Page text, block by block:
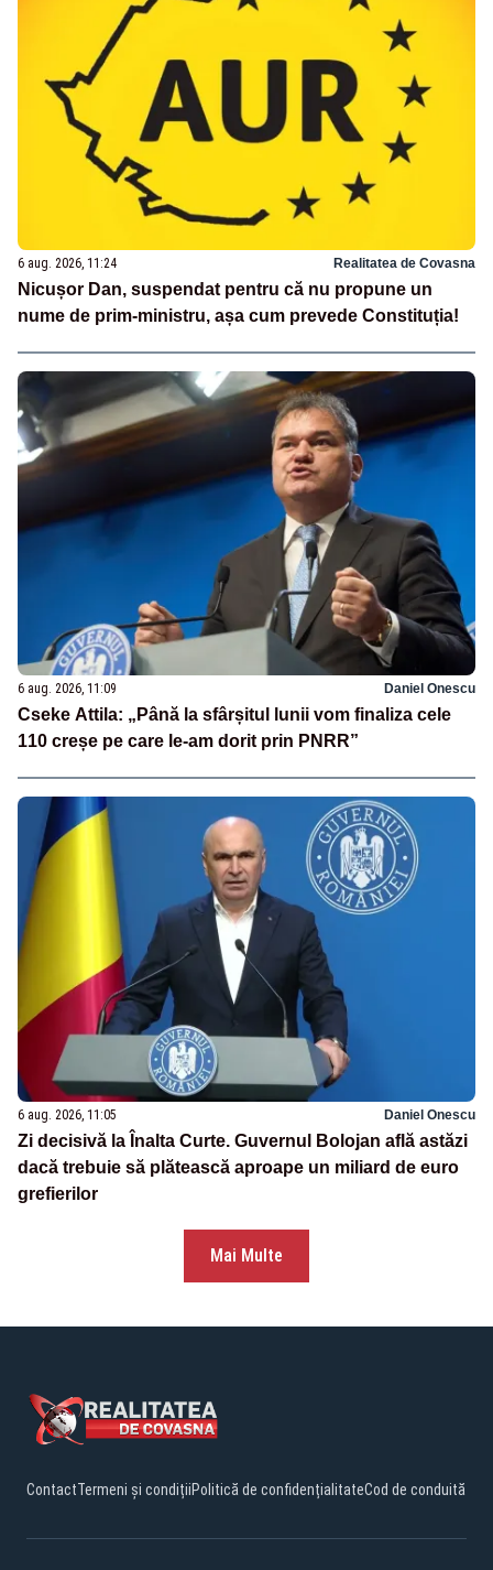
6 aug. 2026, 11:24 Realitatea de Covasna
Nicușor Dan, suspendat pentru că nu propune un
nume de prim-ministru, așa cum prevede Constituția!
6 aug. 2026, 11:09 Daniel Onescu
Cseke Attila: „Până la sfârșitul lunii vom finaliza cele
110 creșe pe care le-am dorit prin PNRR”
6 aug. 2026, 11:05 Daniel Onescu
Zi decisivă la Înalta Curte. Guvernul Bolojan află astăzi
dacă trebuie să plătească aproape un miliard de euro
grefierilor
Mai Multe
ContactTermeni și condițiiPolitică de confidențialitateCod de conduită